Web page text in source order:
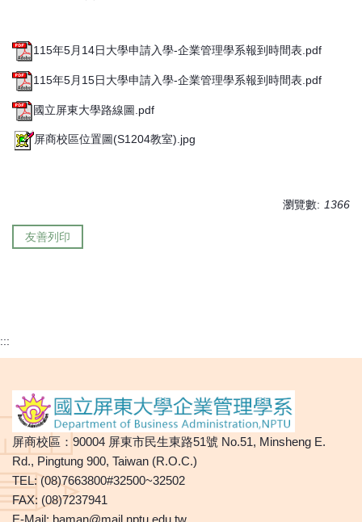
115年5月14日大學申請入學-企業管理學系報到時間表.pdf
115年5月15日大學申請入學-企業管理學系報到時間表.pdf
國立屏東大學路線圖.pdf
屏商校區位置圖(S1204教室).jpg
瀏覽數: 1366
友善列印
:::
屏商校區：90004 屏東市民生東路51號 No.51, Minsheng E.
Rd., Pingtung 900, Taiwan (R.O.C.)
TEL: (08)7663800#32500~32502
FAX: (08)7237941